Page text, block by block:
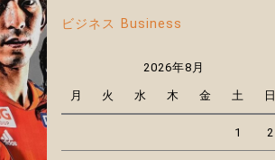
ビジネス Business
2026年8月
月 火 水 木 金 土 日
1 2